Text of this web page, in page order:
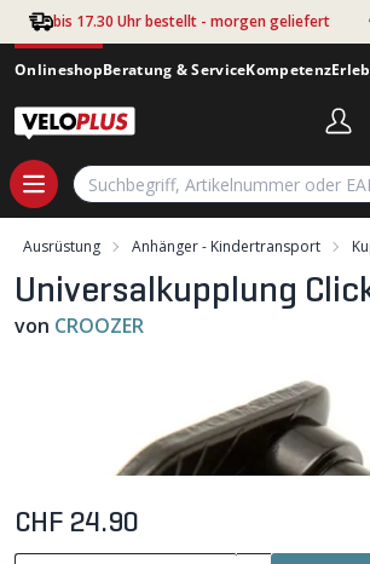
Zum Hauptinhalt springen
bis 17.30 Uhr bestellt - morgen geliefert
OnlineshopBeratung & ServiceKompetenz
Ausrüstung Anhänger - Kindertransport
Universalkupplung
von CROOZER
CHF 24.90